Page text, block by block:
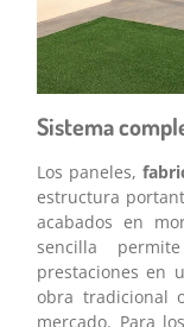
Sistema
Los paneles,
estructura
acabados en
sencilla
prestaciones en
obra tradicional
mercado. Para